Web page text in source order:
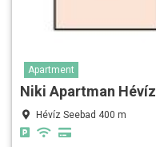
Apartment
Niki Apartman Hévíz
Hévíz Seebad 400 m